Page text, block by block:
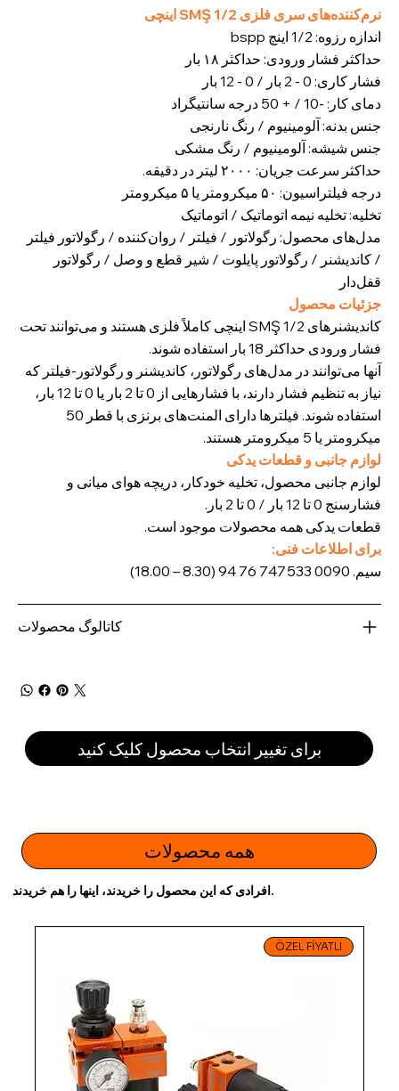
همه محصولات
برای تغییر انتخاب محصول کلیک کنید
نرم‌کننده‌های سری فلزی SMŞ 1/2 اینچی
اندازه رزوه: 1/2 اینچ bspp
حداکثر فشار ورودی: حداکثر ۱۸ بار
فشار کاری: 0 - 2 بار / 0 - 12 بار
دمای کار: -10 / + 50 درجه سانتیگراد
جنس بدنه: آلومینیوم / رنگ نارنجی
جنس شیشه: آلومینیوم / رنگ مشکی
حداکثر سرعت جریان: ۲۰۰۰ لیتر در دقیقه.
درجه فیلتراسیون: ۵۰ میکرومتر یا ۵ میکرومتر
تخلیه: تخلیه نیمه اتوماتیک / اتوماتیک
مدل‌های محصول: رگولاتور / فیلتر / روان‌کننده / رگولاتور فیلتر
/ کاندیشنر / رگولاتور پایلوت / شیر قطع و وصل / رگولاتور
قفل‌دار
جزئیات محصول
کاندیشنرهای SMŞ 1/2 اینچی کاملاً فلزی هستند و می‌توانند تحت
فشار ورودی حداکثر 18 بار استفاده شوند.
آنها می‌توانند در مدل‌های رگولاتور، کاندیشنر و رگولاتور-فیلتر که
نیاز به تنظیم فشار دارند، با فشارهایی از 0 تا 2 بار یا 0 تا 12 بار،
استفاده شوند. فیلترها دارای المنت‌های برنزی با قطر 50
میکرومتر یا 5 میکرومتر هستند.
لوازم جانبی و قطعات یدکی
لوازم جانبی محصول، تخلیه خودکار، دریچه هوای میانی و
فشارسنج 0 تا 12 بار / 0 تا 2 بار.
قطعات یدکی همه محصولات موجود است.
برای اطلاعات فنی:
سیم. 0090 533 747 76 94 (8.30 – 18.00)
کاتالوگ محصولات
افرادی که این محصول را خریدند، اینها را هم خریدند.
ÖZEL FİYATLI